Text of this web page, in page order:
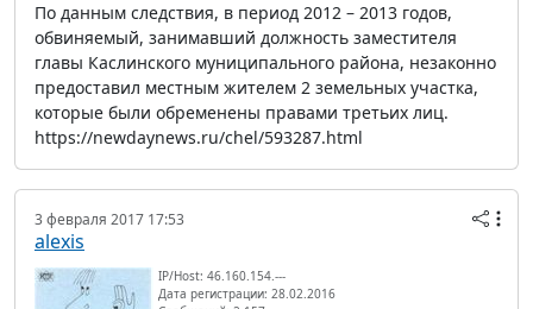
По данным следствия, в период 2012 – 2013 годов,
обвиняемый, занимавший должность заместителя
главы Каслинского муниципального района, незаконно
предоставил местным жителем 2 земельных участка,
которые были обременены правами третьих лиц.
https://newdaynews.ru/chel/593287.html
3 февраля 2017 17:53
alexis
IP/Host: 46.160.154.---
Дата регистрации: 28.02.2016